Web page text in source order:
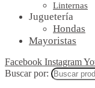
Linternas
Juguetería
Hondas
Mayoristas
Facebook Instagram
Buscar por: